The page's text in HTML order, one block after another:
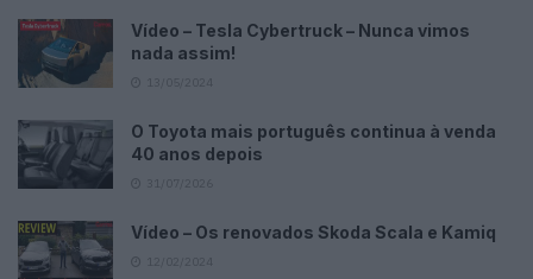
Vídeo – Tesla Cybertruck – Nunca vimos
nada assim!
O Toyota mais português continua à venda
40 anos depois
Vídeo – Os renovados Skoda Scala e Kamiq